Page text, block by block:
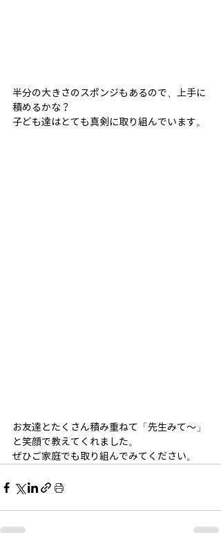
半分の大きさのスポンジもあるので、上手に
積めるかな？
子ども達はとても真剣に取り組んでいます。
お友達とたくさん積み重ねて「先生みて～」
と笑顔で教えてくれました。
ぜひご家庭でも取り組んでみてください。